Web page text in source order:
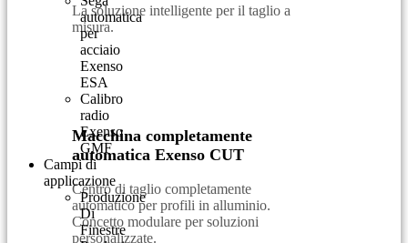
La soluzione intelligente per il taglio a
misura.
Macchina completamente
automatica Exenso CUT
Centro di taglio completamente
automatico per profili in alluminio.
Concetto modulare per soluzioni
personalizzate.
automatica
per
acciaio
Exenso
ESA
Calibro
radio
Exenso
GMF
Campi di
applicazione
Produzione
Di
Finestre